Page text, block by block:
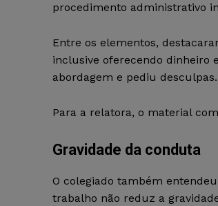
procedimento administrativo
Entre os elementos,
inclusive oferecendo dinheiro
abordagem e pediu desculpas.
Para a relatora, o material
Gravidade da conduta
O colegiado também
trabalho não reduz a